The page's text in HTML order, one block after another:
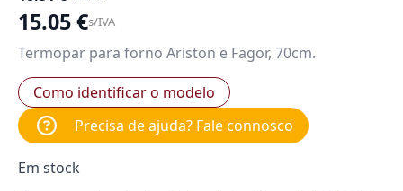
15.05€s/IVA
Termopar para forno Ariston e Fagor, 70cm.
Como identificar o modelo
Precisa de ajuda? Fale connosco
Em stock